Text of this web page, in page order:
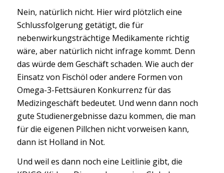
Nein, natürlich nicht. Hier wird plötzlich eine
Schlussfolgerung getätigt, die für
nebenwirkungsträchtige Medikamente richtig
wäre, aber natürlich nicht infrage kommt. Denn
das würde dem Geschäft schaden. Wie auch der
Einsatz von Fischöl oder andere Formen von
Omega-3-Fettsäuren Konkurrenz für das
Medizingeschäft bedeutet. Und wenn dann noch
gute Studienergebnisse dazu kommen, die man
für die eigenen Pillchen nicht vorweisen kann,
dann ist Holland in Not.
Und weil es dann noch eine Leitlinie gibt, die